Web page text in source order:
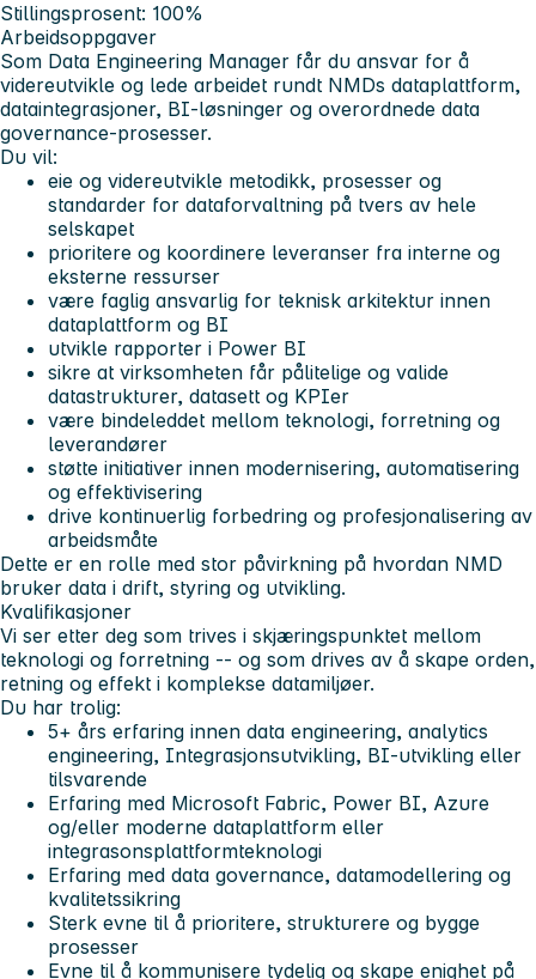
Stillingsprosent: 100%
Arbeidsoppgaver
Som Data Engineering Manager får du ansvar for å
videreutvikle og lede arbeidet rundt NMDs dataplattform,
dataintegrasjoner, BI-løsninger og overordnede data
governance-prosesser.
Du vil:
eie og videreutvikle metodikk, prosesser og
standarder for dataforvaltning på tvers av hele
selskapet
prioritere og koordinere leveranser fra interne og
eksterne ressurser
være faglig ansvarlig for teknisk arkitektur innen
dataplattform og BI
utvikle rapporter i Power BI
sikre at virksomheten får pålitelige og valide
datastrukturer, datasett og KPIer
være bindeleddet mellom teknologi, forretning og
leverandører
støtte initiativer innen modernisering, automatisering
og effektivisering
drive kontinuerlig forbedring og profesjonalisering av
arbeidsmåte
Dette er en rolle med stor påvirkning på hvordan NMD
bruker data i drift, styring og utvikling.
Kvalifikasjoner
Vi ser etter deg som trives i skjæringspunktet mellom
teknologi og forretning -- og som drives av å skape orden,
retning og effekt i komplekse datamiljøer.
Du har trolig:
5+ års erfaring innen data engineering, analytics
engineering, Integrasjonsutvikling, BI-utvikling eller
tilsvarende
Erfaring med Microsoft Fabric, Power BI, Azure
og/eller moderne dataplattform eller
integrasonsplattformteknologi
Erfaring med data governance, datamodellering og
kvalitetssikring
Sterk evne til å prioritere, strukturere og bygge
prosesser
Evne til å kommunisere tydelig og skape enighet på